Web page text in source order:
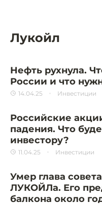
Лукойл
Нефть рухнула.
России и что
14.04.25 Инвестиции
Российские
падения. Что
инвестору?
11.04.25 Инвестиции
Умер глава
ЛУКОЙЛа. Его
балкона около